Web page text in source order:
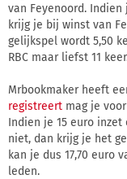
van Feyenoord. Indien
krijg je bij winst van
gelijkspel wordt 5,50
RBC maar liefst 11
Mrbookmaker heeft
registreert mag je
Indien je 15 euro
niet, dan krijg je het
kan je dus 17,70 euro
leden.